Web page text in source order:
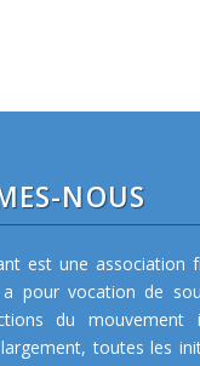
NOUS
est une association
pour vocation de
du mouvement
toutes les